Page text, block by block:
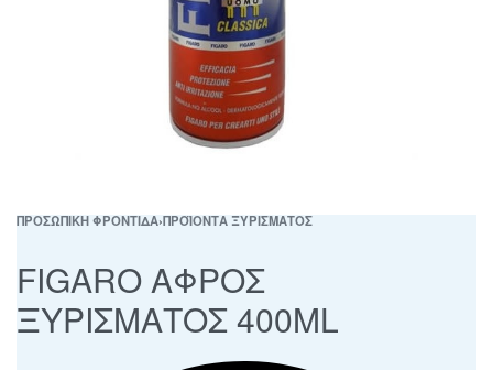
ΠΡΟΣΩΠΙΚΗ ΦΡΟΝΤΙΔΑ›ΠΡΟΪΟΝΤΑ ΞΥΡΙΣΜΑΤΟΣ
FIGARO ΑΦΡΟΣ
ΞΥΡΙΣΜΑΤΟΣ 400ML